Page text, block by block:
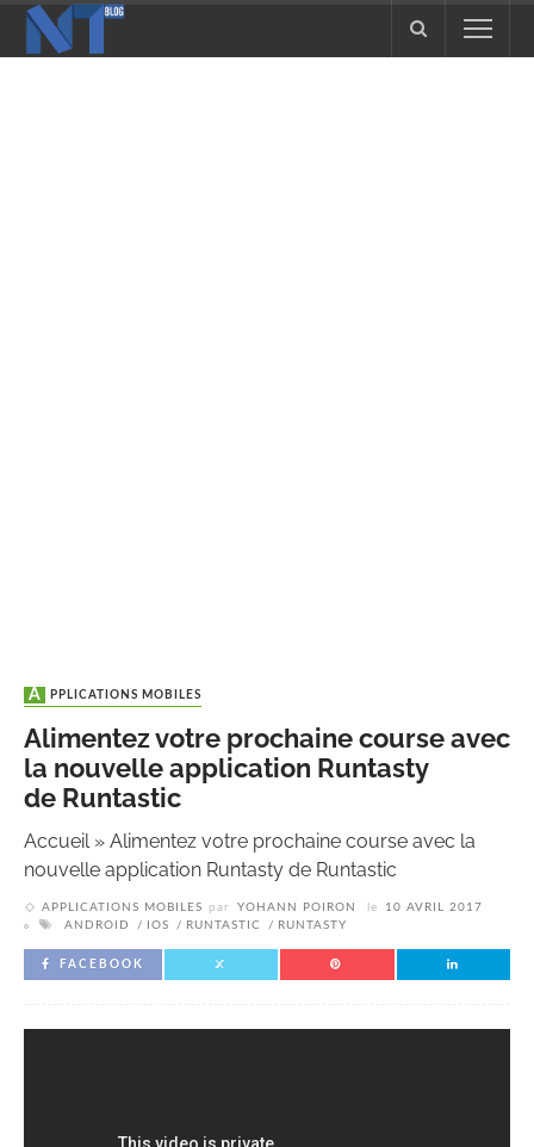
APPLICATIONS MOBILES
Alimentez votre prochaine course avec
la nouvelle application Runtasty
de Runtastic
Accueil» Alimentez votre prochaine course avec la
nouvelle application Runtasty de Runtastic
APPLICATIONS MOBILES par YOHANN POIRON le
10 AVRIL 2017
ANDROID
IOS RUNTASTIC RUNTASTY
FACEBOOK